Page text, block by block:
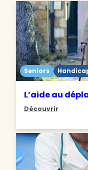
Seniors
L’aide au
Découvrir